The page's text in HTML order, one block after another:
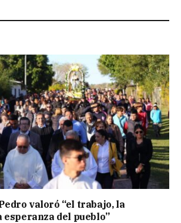
valoró “el trabajo, la
del pueblo”